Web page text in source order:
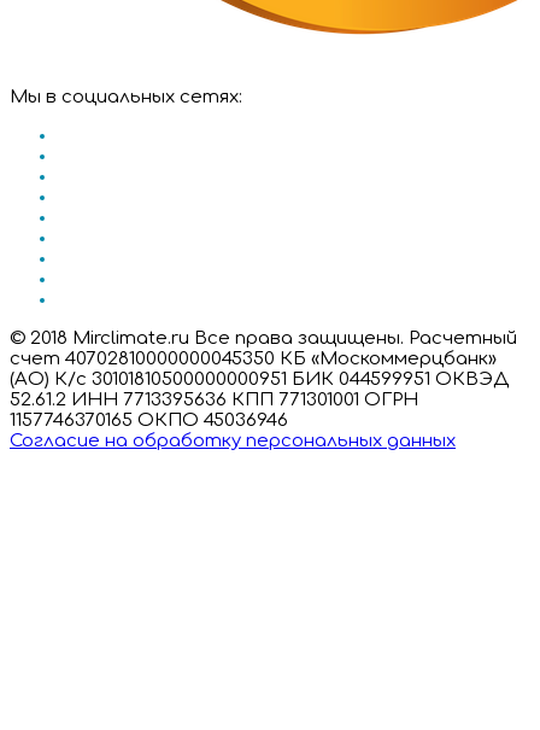
Мы в социальных сетях:
© 2018 Mirclimate.ru Все права защищены. Расчетный
счет 40702810000000045350 КБ «Москоммерцбанк»
(АО) К/с 30101810500000000951 БИК 044599951 ОКВЭД
52.61.2 ИНН 7713395636 КПП 771301001 ОГРН
1157746370165 ОКПО 45036946
Согласие на обработку персональных данных